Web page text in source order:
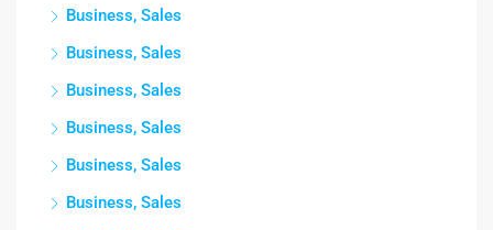
Business, Sales
Business, Sales
Business, Sales
Business, Sales
Business, Sales
Business, Sales